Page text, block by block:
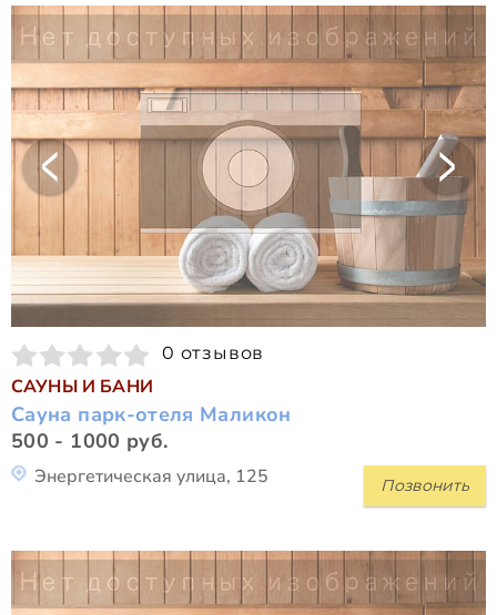
0 отзывов
САУНЫ И БАНИ
Сауна парк-отеля Маликон
500 - 1000 руб.
Позвонить
Энергетическая улица, 125